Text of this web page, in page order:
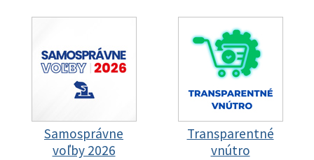
Samosprávne
voľby 2026
Transparentné
vnútro